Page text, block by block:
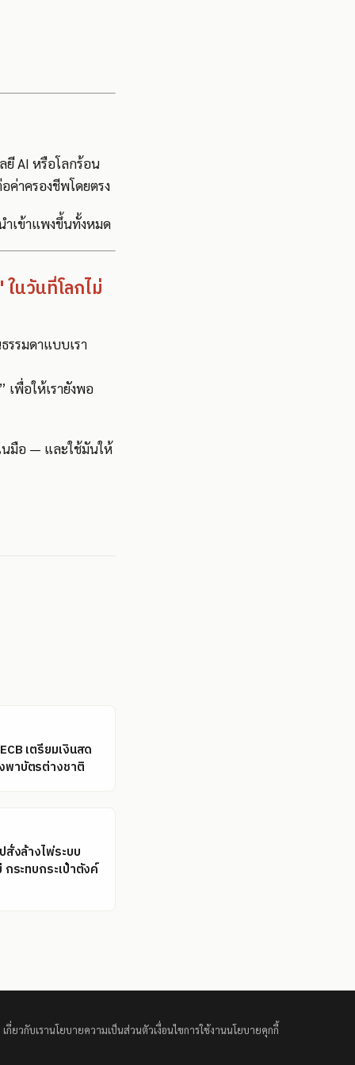
ยี AI หรือโลกร้อน
ค่าครองชีพโดยตรง
ำเข้าแพงขึ้นทั้งหมด
นวันที่โลกไม่
รรมดาแบบเรา
พื่อให้เรายังพอ
นมือ — และใช้มันให้
เตรียมเงินสด
าบัตรต่างชาติ
สั่งล้างไพ่ระบบ
กระทบกระเป๋าตังค์
เกี่ยวกับเรานโยบายความเป็นส่วนตัวเงื่อนไขการใช้งานนโยบายคุกกี้